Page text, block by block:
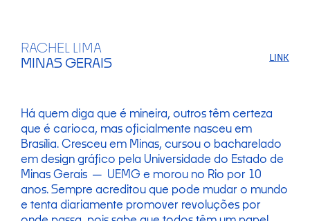
RACHEL LIMA
MINAS GERAIS
LINK
Há quem diga que é mineira, outros têm certeza
que é carioca, mas oficialmente nasceu em
Brasília. Cresceu em Minas, cursou o bacharelado
em design gráfico pela Universidade do Estado de
Minas Gerais — UEMG e morou no Rio por 10
anos. Sempre acreditou que pode mudar o mundo
e tenta diariamente promover revoluções por